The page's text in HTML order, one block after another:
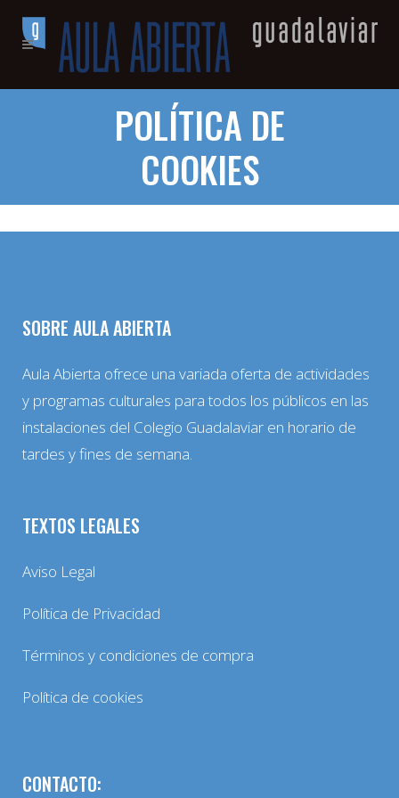
POLÍTICA DE
COOKIES
SOBRE AULA ABIERTA
Aula Abierta ofrece una variada oferta de actividades
y programas culturales para todos los públicos en las
instalaciones del Colegio Guadalaviar en horario de
tardes y fines de semana.
TEXTOS LEGALES
Aviso Legal
Política de Privacidad
Términos y condiciones de compra
Política de cookies
CONTACTO: